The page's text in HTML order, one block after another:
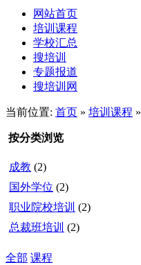
网站首页
培训课程
学校汇总
搜培训
专题报道
搜培训网
当前位置: 首页 » 培训课程 »
按分类浏览
成教 (2)
国外学位 (2)
职业院校培训 (2)
总裁班培训 (2)
全部 课程